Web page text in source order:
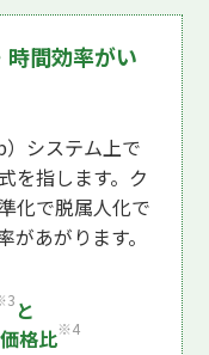
間効率がい
）システム上で
を指します。ク
化で脱属人化で
あがります。
と
格比※4